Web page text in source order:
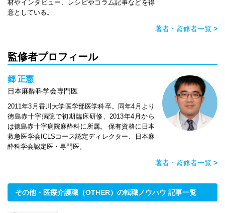
材やインタビュー、レシピやコラム記事などを得
意としている。
著者・監修者一覧 >
監修者プロフィール
郷 正憲
日本麻酔科学会専門医
2011年3月香川大学医学部医学科卒。同年4月より
徳島赤十字病院で初期臨床研修、2013年4月から
は徳島赤十字病院麻酔科に所属。 保有資格に日本
救急医学会ICLSコース認定ディレクター、日本麻
酔科学会認定医・専門医。
著者・監修者一覧 >
その他・医療介護職（OTHER）の転職ノウハウ 記事一覧